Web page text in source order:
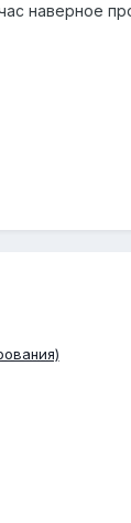
наверное